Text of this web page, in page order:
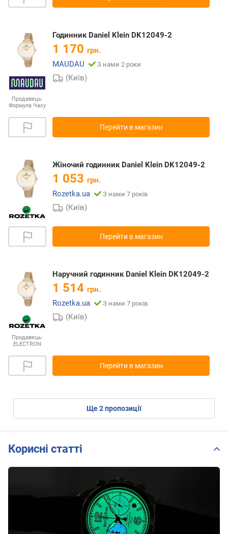
Продавець:
Формула Часу
Годинник Daniel Klein DK12049-2
1 170 грн.
MAUDAU
З нами 2 роки
(Київ)
Перейти в магазин
Жіночий годинник Daniel Klein DK12049-2
1 053 грн.
Rozetka.ua
З нами 7 років
(Київ)
Перейти в магазин
Продавець:
ELECTRON
Наручний годинник Daniel Klein DK12049-2
1 514 грн.
Rozetka.ua
З нами 7 років
(Київ)
Перейти в магазин
ще2пропозиції
Корисні статті